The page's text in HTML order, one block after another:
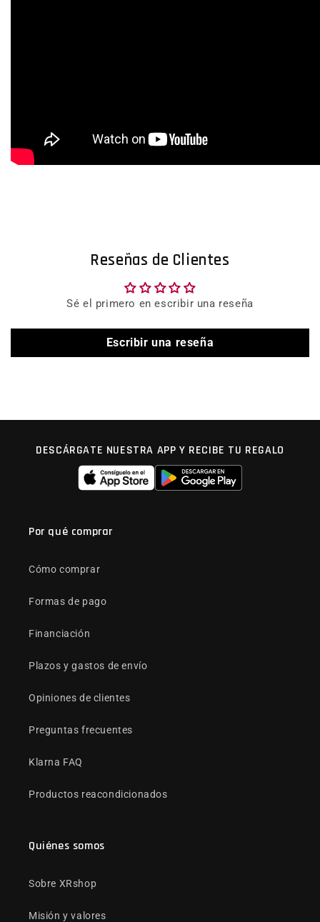
Reseñas de Clientes
Sé el primero en escribir una reseña
Escribir una reseña
DESCÁRGATE NUESTRA APP Y RECIBE TU REGALO
Por qué comprar
Cómo comprar
Formas de pago
Financiación
Plazos y gastos de envío
Opiniones de clientes
Preguntas frecuentes
Klarna FAQ
Productos reacondicionados
Quiénes somos
Sobre XRshop
Misión y valores